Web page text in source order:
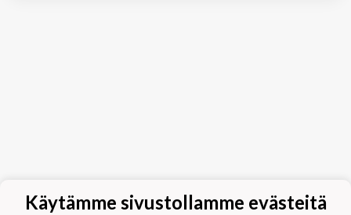
Käytämme sivustollamme evästeitä